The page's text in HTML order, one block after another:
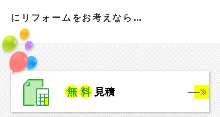
にリフォームをお考えなら…
無 料 見積